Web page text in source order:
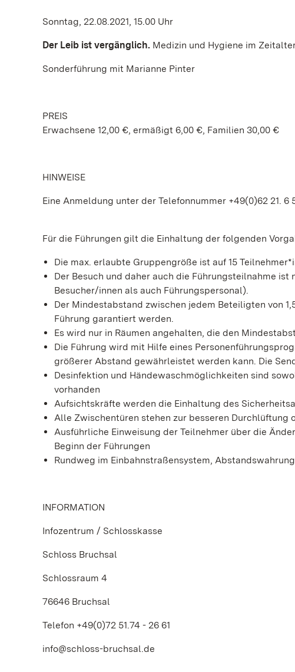
Sonntag, 22.08.2021, 15.00 Uhr
Der Leib ist vergänglich. Medizin und Hygiene im
Sonderführung mit Marianne Pinter
PREIS
Erwachsene 12,00 €, ermäßigt 6,00 €, Familien 30,00 €
HINWEISE
Eine Anmeldung unter der Telefonnummer +49(0)62 21.
Für die Führungen gilt die Einhaltung der folgenden
Die max. erlaubte Gruppengröße ist auf 15
Der Besuch und daher auch die Führungsteilnahme
Besucher/innen als auch Führungspersonal).
Der Mindestabstand zwischen jedem Beteiligten von
Führung garantiert werden.
Es wird nur in Räumen angehalten, die den
Die Führung wird mit Hilfe eines
größerer Abstand gewährleistet werden kann. Die
Desinfektion und Händewaschmöglichkeiten sind
vorhanden
Aufsichtskräfte werden die Einhaltung des
Alle Zwischentüren stehen zur besseren
Ausführliche Einweisung der Teilnehmer über die
Beginn der Führungen
Rundweg im Einbahnstraßensystem,
INFORMATION
Infozentrum / Schlosskasse
Schloss Bruchsal
Schlossraum 4
76646 Bruchsal
Telefon +49(0)72 51.74 - 26 61
info@schloss-bruchsal.de